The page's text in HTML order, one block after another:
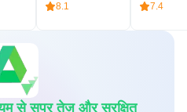
8.1
7.4
से सुपर तेज़ और सुरक्षित